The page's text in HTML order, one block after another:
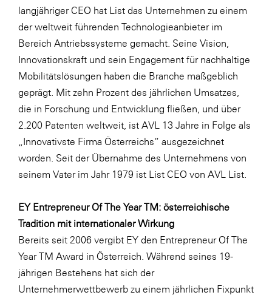
langjähriger CEO hat List das Unternehmen zu einem
der weltweit führenden Technologieanbieter im
Bereich Antriebssysteme gemacht. Seine Vision,
Innovationskraft und sein Engagement für nachhaltige
Mobilitätslösungen haben die Branche maßgeblich
geprägt. Mit zehn Prozent des jährlichen Umsatzes,
die in Forschung und Entwicklung fließen, und über
2.200 Patenten weltweit, ist AVL 13 Jahre in Folge als
„Innovativste Firma Österreichs“ ausgezeichnet
worden. Seit der Übernahme des Unternehmens von
seinem Vater im Jahr 1979 ist List CEO von AVL List.
EY Entrepreneur Of The Year TM: österreichische
Tradition mit internationaler Wirkung
Bereits seit 2006 vergibt EY den Entrepreneur Of The
Year TM Award in Österreich. Während seines 19-
jährigen Bestehens hat sich der
Unternehmerwettbewerb zu einem jährlichen Fixpunkt